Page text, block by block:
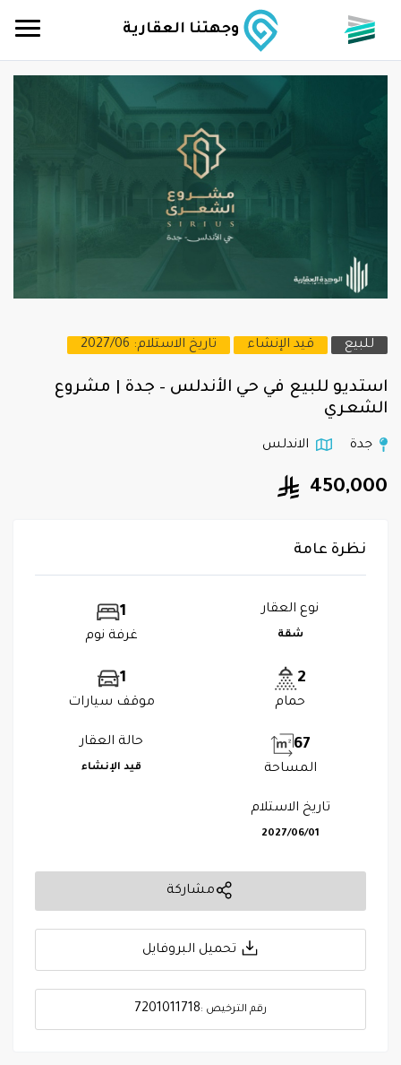
وجهتنا العقارية
للبيع قيد الإنشاء تاريخ الاستلام: 2027/06
استديو للبيع في حي الأندلس – جدة | مشروع
الشعري
جدة الاندلس
450,000
نظرة عامة
نوع العقار
شقة
1
غرفة نوم
2
حمام
1
موقف سيارات
67
المساحة
حالة العقار
قيد الإنشاء
تاريخ الاستلام
2027/06/01
مشاركة
تحميل البروفايل
رقم الترخيص :7201011718